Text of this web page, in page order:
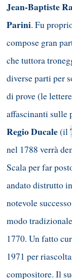
Jean-Baptiste
Parini. Fu
compose gran
che tuttora
diverse parti per
di prove (le
affascinanti sulle
Regio Ducale(il
nel 1788 verrà
Scala per far
andato distrutto
notevole
modo
1770. Un fatto
1971 per
compositore. Il